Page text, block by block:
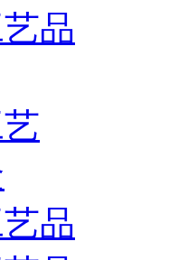
品
品